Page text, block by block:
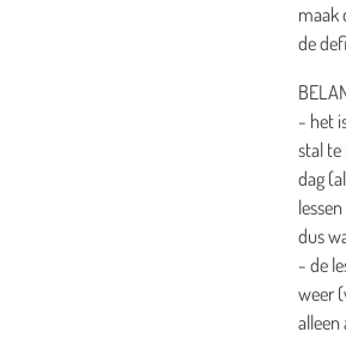
maak
de
- het
stal te
dag
dus
- de
weer
alleen